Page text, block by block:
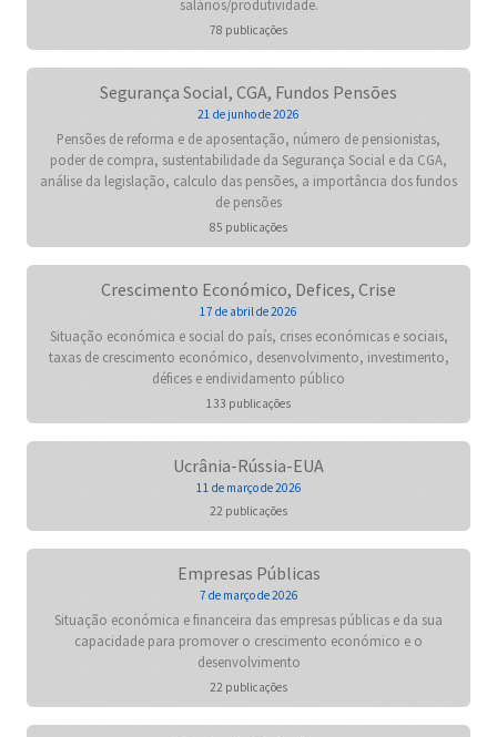
salários/produtividade.
78 publicações
Segurança Social, CGA, Fundos Pensões
21 de junho de 2026
Pensões de reforma e de aposentação, número de pensionistas,
poder de compra, sustentabilidade da Segurança Social e da CGA,
análise da legislação, calculo das pensões, a importância dos fundos
de pensões
85 publicações
Crescimento Económico, Defices, Crise
17 de abril de 2026
Situação económica e social do país, crises económicas e sociais,
taxas de crescimento económico, desenvolvimento, investimento,
défices e endividamento público
133 publicações
Ucrânia-Rússia-EUA
11 de março de 2026
22 publicações
Empresas Públicas
7 de março de 2026
Situação económica e financeira das empresas públicas e da sua
capacidade para promover o crescimento económico e o
desenvolvimento
22 publicações